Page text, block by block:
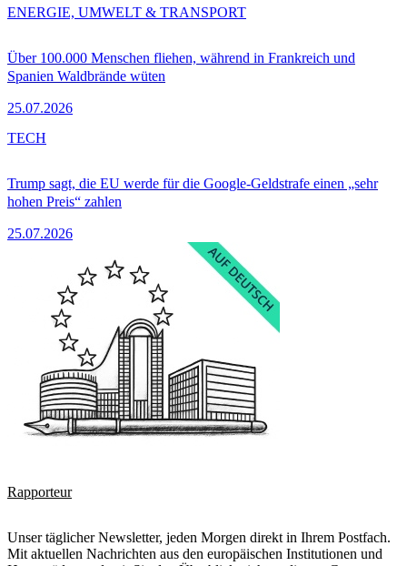
Über 100.000 Menschen fliehen, während in Frankreich und
Spanien Waldbrände wüten
25.07.2026
ENERGIE, UMWELT & TRANSPORT
Trump sagt, die EU werde für die Google-Geldstrafe einen „sehr
hohen Preis“ zahlen
25.07.2026
TECH
Rapporteur
Unser täglicher Newsletter, jeden Morgen direkt in Ihrem Postfach.
Mit aktuellen Nachrichten aus den europäischen Institutionen und